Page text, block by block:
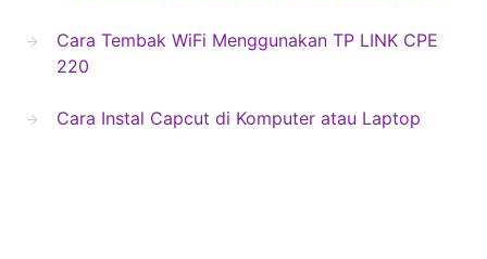
Cara Tembak WiFi Menggunakan TP LINK CPE
220
Cara Instal Capcut di Komputer atau Laptop